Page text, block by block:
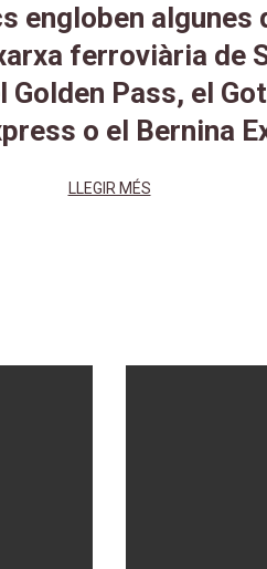
engloben algunes
ferroviària de
Pass, el
o el Bernina
LLEGIR MÉS